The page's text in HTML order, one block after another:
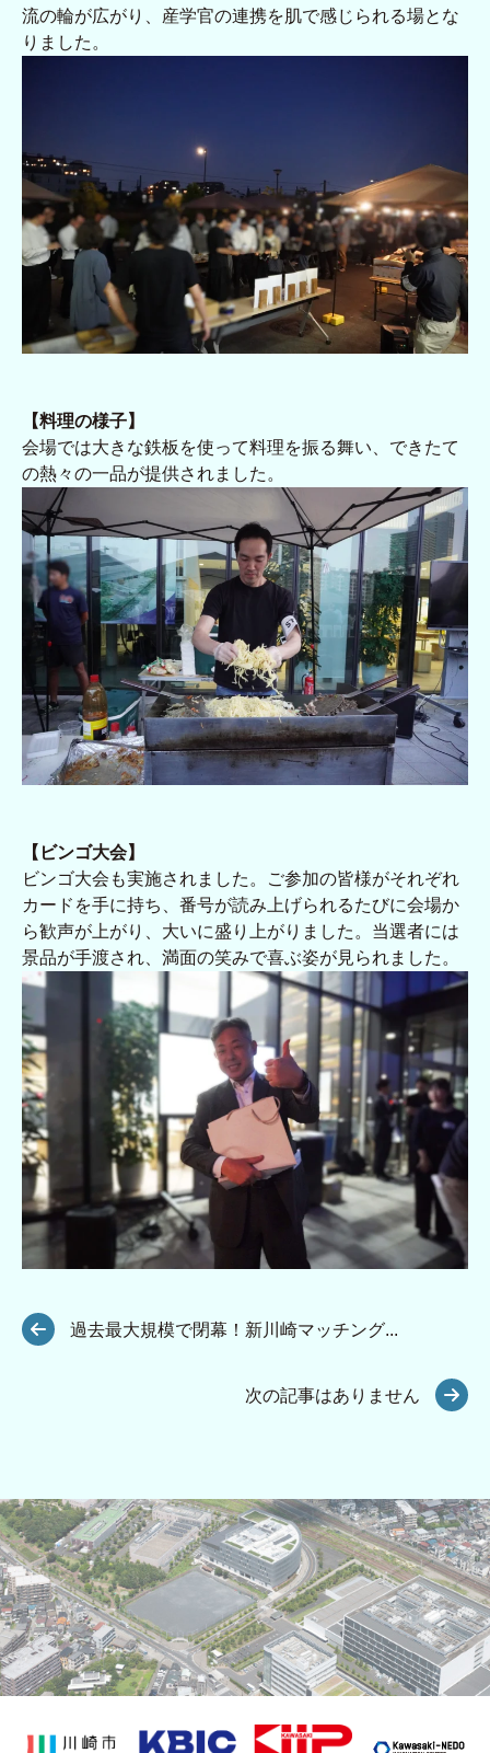
流の輪が広がり、産学官の連携を肌で感じられる場とな
りました。
【料理の様子】
会場では大きな鉄板を使って料理を振る舞い、できたて
の熱々の一品が提供されました。
【ビンゴ大会】
ビンゴ大会も実施されました。ご参加の皆様がそれぞれ
カードを手に持ち、番号が読み上げられるたびに会場か
ら歓声が上がり、大いに盛り上がりました。当選者には
景品が手渡され、満面の笑みで喜ぶ姿が見られました。
過去最大規模で閉幕！新川崎マッチング...
次の記事はありません